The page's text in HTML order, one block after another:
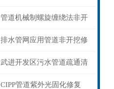
测技术有限公司
管道机械制螺旋缠绕法非开
挖修复
排水管网应用管道非开挖修
复CIPP固化创新科技工艺修
复法
武进开发区污水管道疏通清
淤检测
CIPP管道紫外光固化修复